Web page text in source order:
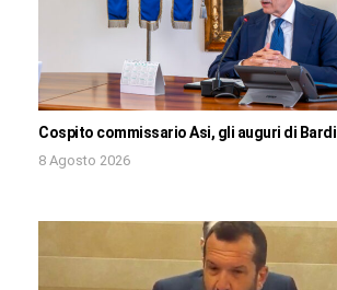
Cospito commissario Asi, gli auguri di Bardi
8 Agosto 2026